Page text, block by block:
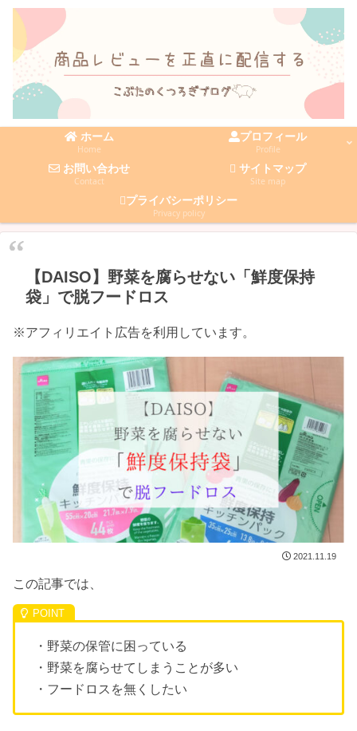
ホーム
Home
プロフィール
Profile
お問い合わせ
Contact
サイトマップ
Site map
プライバシーポリシー
Privacy policy
【DAISO】野菜を腐らせない「鮮度保持
袋」で脱フードロス
※アフィリエイト広告を利用しています。
2021.11.19
この記事では、
・野菜の保管に困っている
・野菜を腐らせてしまうことが多い
・フードロスを無くしたい